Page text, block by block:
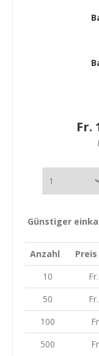
Fr.
Günstiger
Anzahl
10
50
100
500